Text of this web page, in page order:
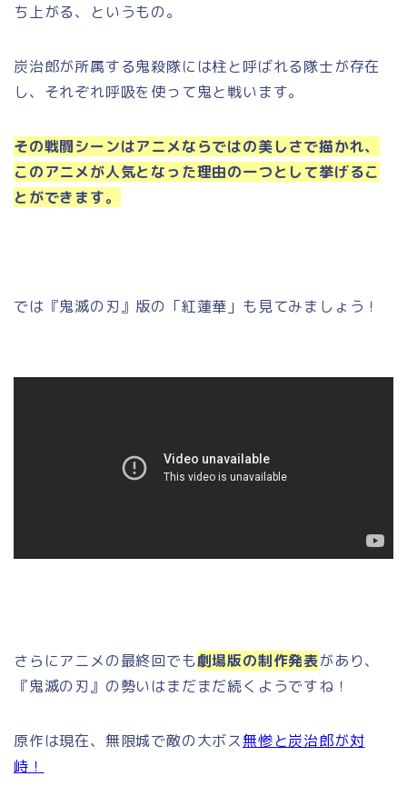
ち上がる、というもの。
炭治郎が所属する鬼殺隊には柱と呼ばれる隊士が存在
し、それぞれ呼吸を使って鬼と戦います。
その戦闘シーンはアニメならではの美しさで描かれ、
このアニメが人気となった理由の一つとして挙げるこ
とができます。
では『鬼滅の刃』版の「紅蓮華」も見てみましょう！
さらにアニメの最終回でも劇場版の制作発表があり、
『鬼滅の刃』の勢いはまだまだ続くようですね！
原作は現在、無限城で敵の大ボス無惨と炭治郎が対
峙！